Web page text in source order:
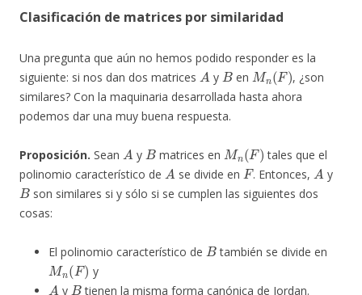
Clasificación de matrices por similaridad
Una pregunta que aún no hemos podido responder es la
siguiente: si nos dan dos matrices
A
y
B
en
Mn(F)
, ¿son
similares? Con la maquinaria desarrollada hasta ahora
podemos dar una muy buena respuesta.
Proposición. Sean
A
y
B
matrices en
Mn (F)
tales que el
polinomio característico de
A
se divide en
F
. Entonces,
A
y
B
son similares si y sólo si se cumplen las siguientes dos
cosas:
El polinomio característico de
B
también se divide en
Mn(F)
y
A
y
B
tienen la misma forma canónica de Jordan.